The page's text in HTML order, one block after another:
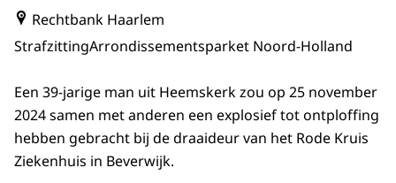
Rechtbank Haarlem
StrafzittingArrondissementsparket Noord-Holland
Een 39-jarige man uit Heemskerk zou op 25 november
2024 samen met anderen een explosief tot ontploffing
hebben gebracht bij de draaideur van het Rode Kruis
Ziekenhuis in Beverwijk.